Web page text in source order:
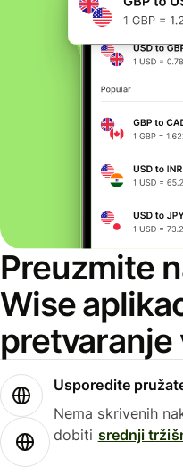
Preuzmite
Wise
pretvaranje
Usporedite
Nema skrivenih
dobiti srednji